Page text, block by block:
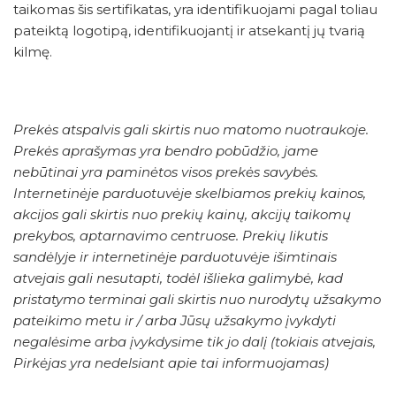
taikomas šis sertifikatas, yra identifikuojami pagal toliau
pateiktą logotipą, identifikuojantį ir atsekantį jų tvarią
kilmę.
Prekės atspalvis gali skirtis nuo matomo nuotraukoje.
Prekės aprašymas yra bendro pobūdžio, jame
nebūtinai yra paminėtos visos prekės savybės.
Internetinėje parduotuvėje skelbiamos prekių kainos,
akcijos gali skirtis nuo prekių kainų, akcijų taikomų
prekybos, aptarnavimo centruose. Prekių likutis
sandėlyje ir internetinėje parduotuvėje išimtinais
atvejais gali nesutapti, todėl išlieka galimybė, kad
pristatymo terminai gali skirtis nuo nurodytų užsakymo
pateikimo metu ir / arba Jūsų užsakymo įvykdyti
negalėsime arba įvykdysime tik jo dalį (tokiais atvejais,
Pirkėjas yra nedelsiant apie tai informuojamas)